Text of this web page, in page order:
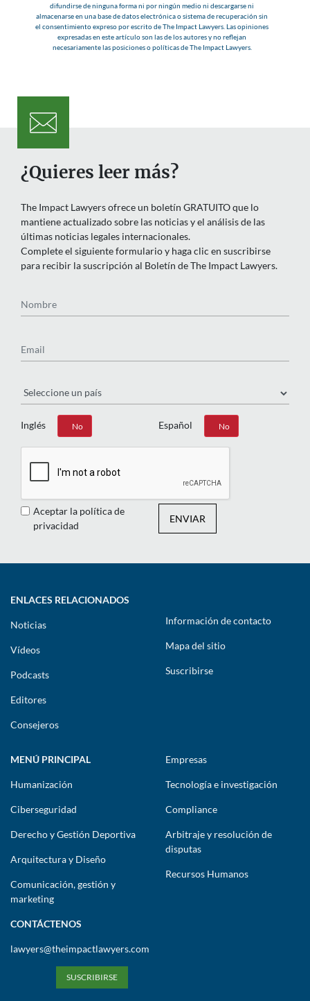
difundirse de ninguna forma ni por ningún medio ni descargarse ni
almacenarse en una base de datos electrónica o sistema de recuperación sin
el consentimiento expreso por escrito de The Impact Lawyers. Las opiniones
expresadas en este artículo son las de los autores y no reflejan
necesariamente las posiciones o políticas de The Impact Lawyers.
¿Quieres leer más?
The Impact Lawyers ofrece un boletín GRATUITO que lo
mantiene actualizado sobre las noticias y el análisis de las
últimas noticias legales internacionales.
Complete el siguiente formulario y haga clic en suscribirse
para recibir la suscripción al Boletín de The Impact Lawyers.
Inglés
Sí No Español
Sí No
Aceptar la política de
privacidad
ENVIAR
ENLACES RELACIONADOS
Noticias
Vídeos
Podcasts
Editores
Consejeros
Información de contacto
Mapa del sitio
Suscribirse
MENÚ PRINCIPAL
Humanización
Ciberseguridad
Derecho y Gestión Deportiva
Arquitectura y Diseño
Comunicación, gestión y
marketing
Empresas
Tecnología e investigación
Compliance
Arbitraje y resolución de
disputas
Recursos Humanos
CONTÁCTENOS
lawyers@theimpactlawyers.com
SUSCRIBIRSE